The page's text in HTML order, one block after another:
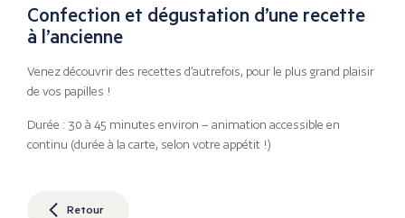
Confection et dégustation d’une recette
à l’ancienne
Venez découvrir des recettes d’autrefois, pour le plus grand plaisir
de vos papilles !
Durée : 30 à 45 minutes environ – animation accessible en
continu (durée à la carte, selon votre appétit !)
Retour